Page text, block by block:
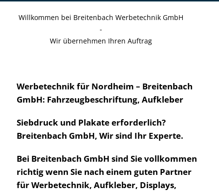
Willkommen bei Breitenbach Werbetechnik GmbH
-
Wir übernehmen Ihren Auftrag
Werbetechnik für Nordheim – Breitenbach
GmbH: Fahrzeugbeschriftung, Aufkleber
Siebdruck und Plakate erforderlich?
Breitenbach GmbH, Wir sind Ihr Experte.
Bei Breitenbach GmbH sind Sie vollkommen
richtig wenn Sie nach einem guten Partner
für Werbetechnik, Aufkleber, Displays,